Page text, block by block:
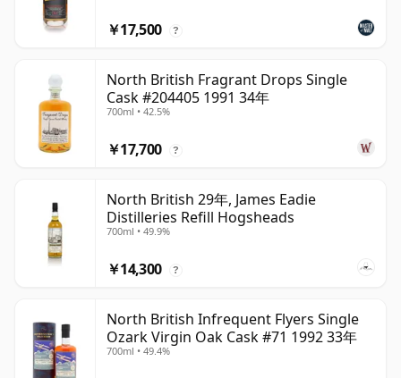
￥17,500 ?
North British Fragrant Drops Single
Cask #204405 1991 34年
700ml • 42.5%
￥17,700 ?
North British 29年, James Eadie
Distilleries Refill Hogsheads
700ml • 49.9%
￥14,300 ?
North British Infrequent Flyers Single
Ozark Virgin Oak Cask #71 1992 33年
700ml • 49.4%